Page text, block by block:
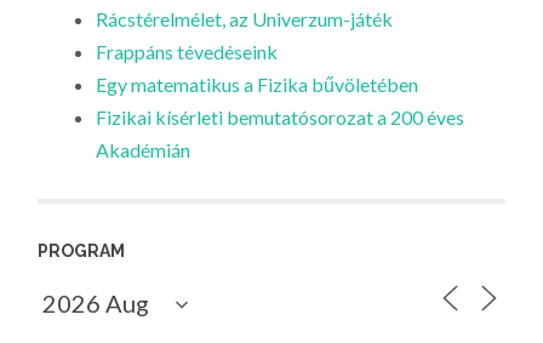
Rácstérelmélet, az Univerzum-játék
Frappáns tévedéseink
Egy matematikus a Fizika bűvöletében
Fizikai kísérleti bemutatósorozat a 200 éves
Akadémián
PROGRAM